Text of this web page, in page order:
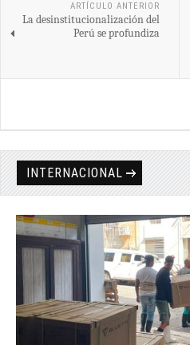
ARTÍCULO ANTERIOR
La desinstitucionalización del
Perú se profundiza
INTERNACIONAL